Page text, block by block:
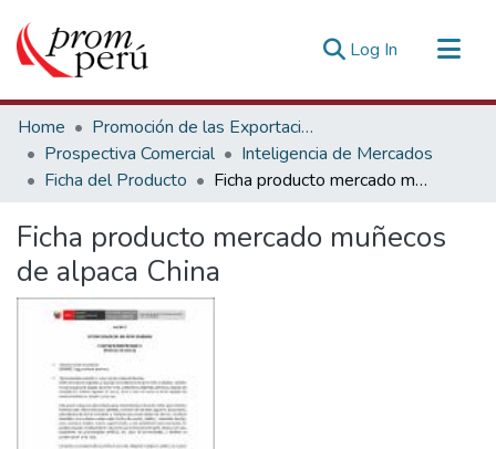
Log In (current)
Communities & Collections
All of DSpace
Statistics
Home
Promoción de las Exportaciones
Prospectiva Comercial
Inteligencia de Mercados
Ficha del Producto
Ficha producto mercado muñecos de alpaca China
Ficha producto mercado muñecos
de alpaca China